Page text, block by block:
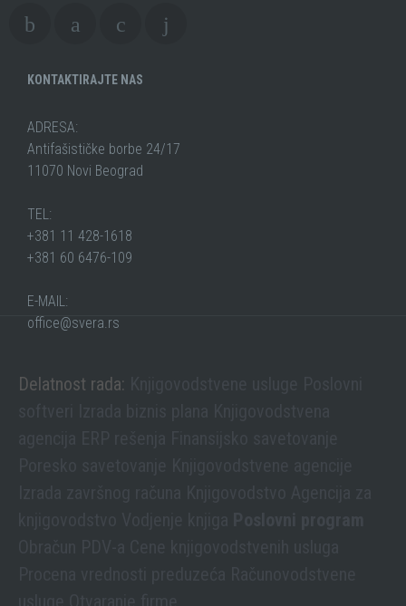
KONTAKTIRAJTE NAS
ADRESA:
Antifašističke borbe 24/17
11070 Novi Beograd
TEL:
+381 11 428-1618
+381 60 6476-109
E-MAIL:
office@svera.rs
Delatnost rada: